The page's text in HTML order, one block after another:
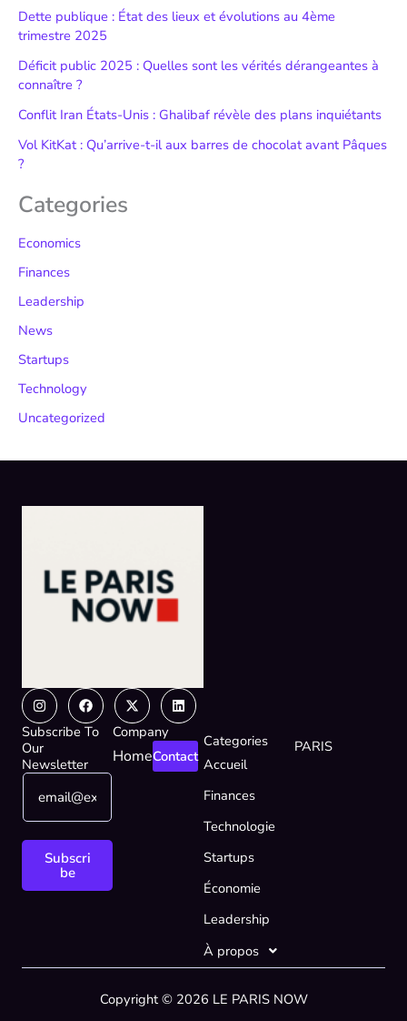
Dette publique : État des lieux et évolutions au 4ème
trimestre 2025
Déficit public 2025 : Quelles sont les vérités dérangeantes à
connaître ?
Conflit Iran États-Unis : Ghalibaf révèle des plans inquiétants
Vol KitKat : Qu’arrive-t-il aux barres de chocolat avant Pâques
?
Categories
Economics
Finances
Leadership
News
Startups
Technology
Uncategorized
InstagramFacebook
X-
twitter
Linkedin
Subscribe To
Our
Newsletter
*
m
a
E
l
E
a
Subscri
be
Company
HomeContact
Categories
Accueil
Finances
Technologie
Startups
Économie
Leadership
À propos
PARIS
Copyright © 2026 LE PARIS NOW